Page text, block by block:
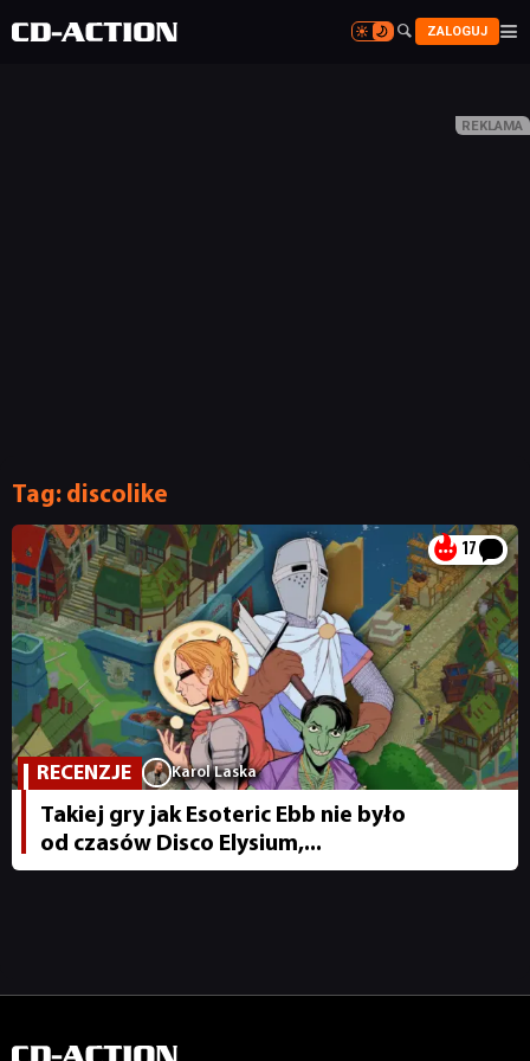

 ZALOGUJ 

PUBLICYSTYKA
KULTURA
RETRO
TECHNOLOGIE
DYSKUSJE
Tag: discolike
17
RECENZJE Karol Laska
Takiej gry jak Esoteric Ebb nie było
od czasów Disco Elysium,...